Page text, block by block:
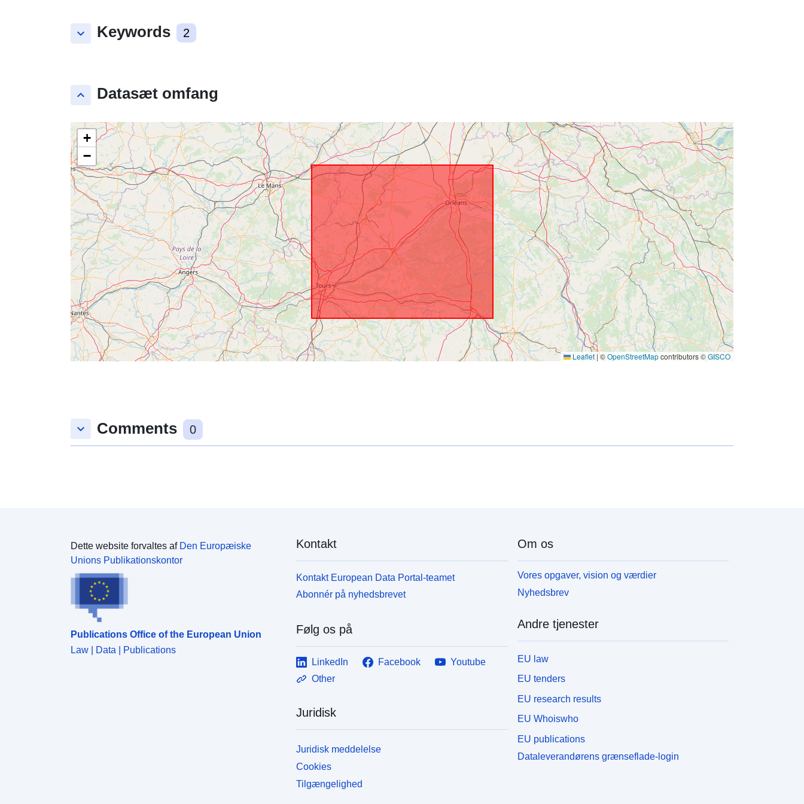
keyboard_arrow_down Keywords 2
keyboard_arrow_up Datasæt omfang
+
−
Leaflet | ©OpenStreetMapcontributors ©GISCO
120066022-wxs-47e788ec-29c5-
4305-afe3-cb84a737c59f
uriRef:
http://data.europa.eu/88u/dataset/fr-
120066022-srv-7dc25d06-2c52-
4f5a-9b36-f1fe8b9777c5
Type:
Ressource:
http://inspire.ec.europa.eu/metadata-
codelist/ResourceType/services
keyboard_arrow_down Comments 0
Dette website forvaltes af Den Europæiske
Unions Publikationskontor
Publications Office of the European Union
Law | Data | Publications
Kontakt
Kontakt European Data Portal-teamet
Abonnér på nyhedsbrevet
Følg os på
LinkedIn Facebook
Youtube
Other
Juridisk
Juridisk meddelelse
Cookies
Tilgængelighed
Om os
Vores opgaver, vision og værdier
Nyhedsbrev
Andre tjenester
EU law
EU tenders
EU research results
EU Whoiswho
EU publications
Dataleverandørens grænseflade-login